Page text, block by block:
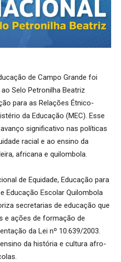
de Campo Grande foi
Selo Petronilha Beatriz
para as Relações Étnico-
da Educação (MEC). Esse
significativo nas políticas
racial e ao ensino da
africana e quilombola.
de Equidade, Educação para
Educação Escolar Quilombola
secretarias de educação que
e ações de formação de
da Lei nº 10.639/2003.
da história e cultura afro-